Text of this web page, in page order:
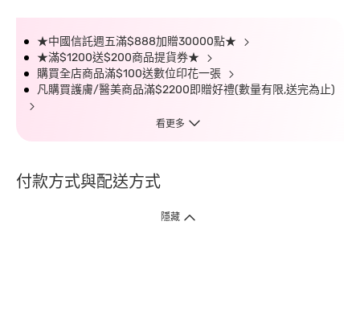
★中國信託週五滿$888加贈30000點★
★滿$1200送$200商品提貨券★
購買全店商品滿$100送數位印花一張
凡購買護膚/醫美商品滿$2200即贈好禮(數量有限,送完為止)
看更多
付款方式與配送方式
隱藏